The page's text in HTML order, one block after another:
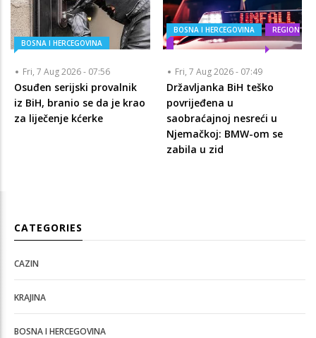
BOSNA I HERCEGOVINA
Fri, 7 Aug 2026 - 07:56
Osuđen serijski provalnik
iz BiH, branio se da je krao
za liječenje kćerke
BOSNA I HERCEGOVINA REGION
Fri, 7 Aug 2026 - 07:49
Državljanka BiH teško
povrijeđena u
saobraćajnoj nesreći u
Njemačkoj: BMW-om se
zabila u zid
CATEGORIES
CAZIN
KRAJINA
BOSNA I HERCEGOVINA